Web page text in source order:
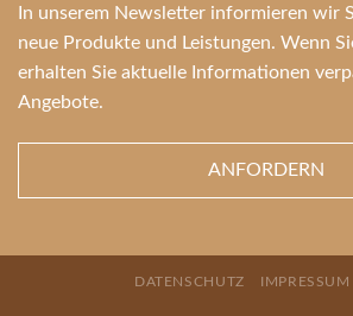
In unserem Newsletter informieren wir
neue Produkte und Leistungen. Wenn
erhalten Sie aktuelle Informationen
Angebote.
ANFORDERN
DATENSCHUTZ IMPRESSUM